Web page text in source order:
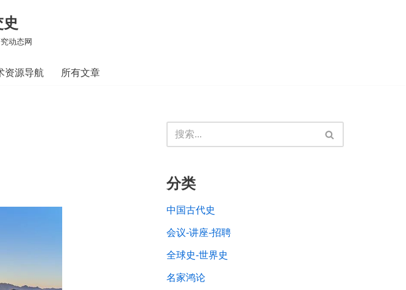
动态网
资源导航 所有文章
分类
中国古代史
会议-讲座-招聘
全球史-世界史
名家鸿论